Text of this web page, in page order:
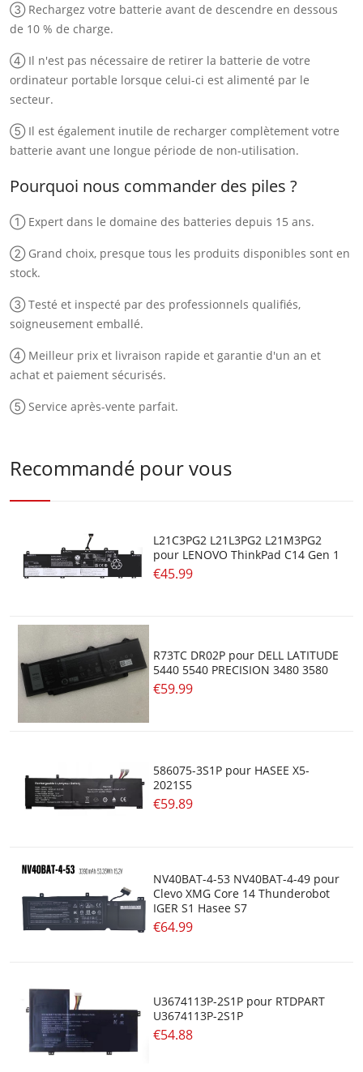
③ Rechargez votre batterie avant de descendre en dessous
de 10 % de charge.
④ Il n'est pas nécessaire de retirer la batterie de votre
ordinateur portable lorsque celui-ci est alimenté par le
secteur.
⑤ Il est également inutile de recharger complètement votre
batterie avant une longue période de non-utilisation.
Pourquoi nous commander des piles ?
① Expert dans le domaine des batteries depuis 15 ans.
② Grand choix, presque tous les produits disponibles sont en
stock.
③ Testé et inspecté par des professionnels qualifiés,
soigneusement emballé.
④ Meilleur prix et livraison rapide et garantie d'un an et
achat et paiement sécurisés.
⑤ Service après-vente parfait.
Recommandé pour vous
L21C3PG2 L21L3PG2 L21M3PG2
pour LENOVO ThinkPad C14 Gen 1
€45.99
R73TC DR02P pour DELL LATITUDE
5440 5540 PRECISION 3480 3580
€59.99
586075-3S1P pour HASEE X5-
2021S5
€59.89
NV40BAT-4-53 NV40BAT-4-49 pour
Clevo XMG Core 14 Thunderobot
IGER S1 Hasee S7
€64.99
U3674113P-2S1P pour RTDPART
U3674113P-2S1P
€54.88